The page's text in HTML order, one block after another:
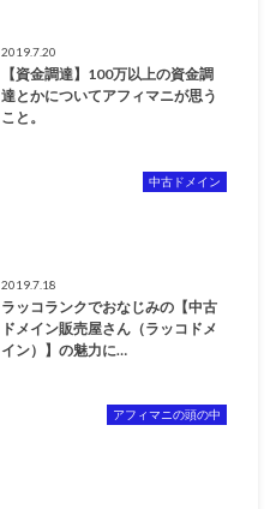
2019.7.20
【資金調達】100万以上の資金調
達とかについてアフィマニが思う
こと。
中古ドメイン
2019.7.18
ラッコランクでおなじみの【中古
ドメイン販売屋さん（ラッコドメ
イン）】の魅力に…
アフィマニの頭の中